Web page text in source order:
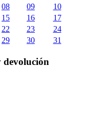
08 09
10
15 16
17
22 23
24
29 30 31
devolución